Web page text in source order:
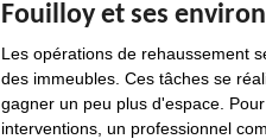
Fouilloy et ses
Les opérations de rehaussement
des immeubles. Ces tâches se
gagner un peu plus d'espace.
interventions, un professionnel